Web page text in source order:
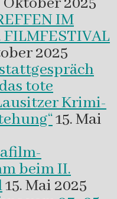
IM
FILMFESTIVAL
2025
tote
Krimi-
15. Mai
beim II.
15. Mai 2025